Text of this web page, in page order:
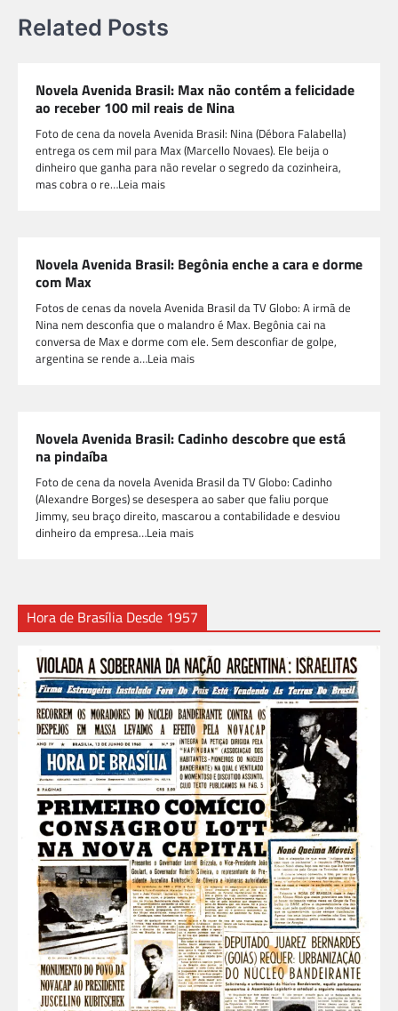
Related Posts
Novela Avenida Brasil: Max não contém a felicidade
ao receber 100 mil reais de Nina
Foto de cena da novela Avenida Brasil: Nina (Débora Falabella)
entrega os cem mil para Max (Marcello Novaes). Ele beija o
dinheiro que ganha para não revelar o segredo da cozinheira,
mas cobra o re…Leia mais
Novela Avenida Brasil: Begônia enche a cara e dorme
com Max
Fotos de cenas da novela Avenida Brasil da TV Globo: A irmã de
Nina nem desconfia que o malandro é Max. Begônia cai na
conversa de Max e dorme com ele. Sem desconfiar de golpe,
argentina se rende a…Leia mais
Novela Avenida Brasil: Cadinho descobre que está
na pindaíba
Foto de cena da novela Avenida Brasil da TV Globo: Cadinho
(Alexandre Borges) se desespera ao saber que faliu porque
Jimmy, seu braço direito, mascarou a contabilidade e desviou
dinheiro da empresa…Leia mais
Hora de Brasília Desde 1957